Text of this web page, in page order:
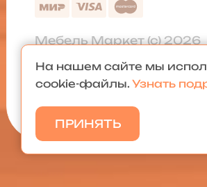
Мебель Маркет (с) 2026
Политика
Карта сайта
На нашем сайте мы
cookie-файлы. Узнать
ПРИНЯТЬ